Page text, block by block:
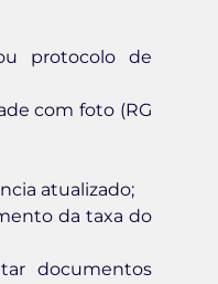
protocolo de
com foto (RG
atualizado;
da taxa do
documentos